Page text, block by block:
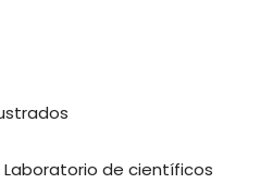
de científicos